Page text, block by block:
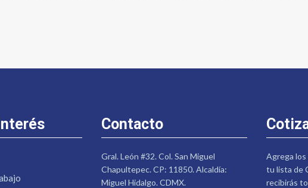
Contacto
Gral. León #32. Col. San Miguel
Chapultepec. CP: 11850. Alcaldía:
Miguel Hidalgo. CDMX.
Agrega
tu lista de
recibirás